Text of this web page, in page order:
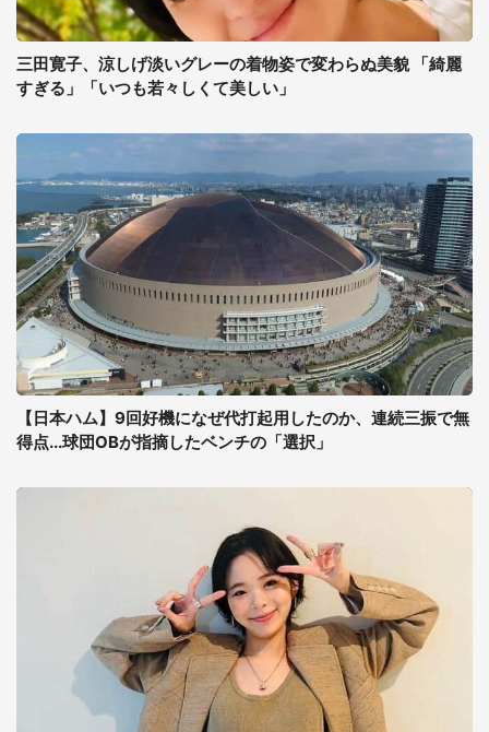
三田寛子、涼しげ淡いグレーの着物姿で変わらぬ美貌 「綺麗
すぎる」「いつも若々しくて美しい」
【日本ハム】9回好機になぜ代打起用したのか、連続三振で無
得点...球団OBが指摘したベンチの「選択」